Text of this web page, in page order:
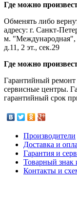
Где можно
Обменять либо
адресу: г. Санкт-
м. "Международная",
д.11, 2 эт., сек.29
Где можно
Гарантийный ремонт
сервисные центры.
гарантийный срок
Производители
Доставка и
Гарантия и
Товарный знак
Контакты и